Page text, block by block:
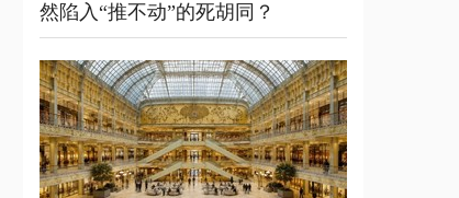
然陷入“推不动”的死胡同？